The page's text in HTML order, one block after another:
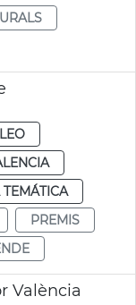
PREMIS
València